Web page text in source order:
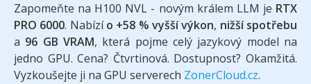
Zapomeňte na H100 NVL - novým králem LLM je RTX
PRO 6000. Nabízío +58 % vyšší výkon, nižší spotřebu
a 96 GB VRAM, která pojme celý jazykový model na
jedno GPU. Cena? Čtvrtinová. Dostupnost? Okamžitá.
Vyzkoušejte ji na GPU serverech ZonerCloud.cz.